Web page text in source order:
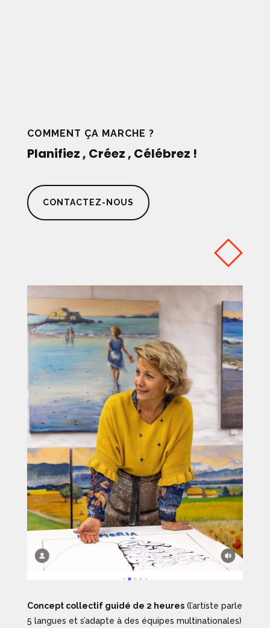
COMMENT ÇA MARCHE ?
Planifiez , Créez , Célébrez !
CONTACTEZ-NOUS
Concept collectif guidé de 2 heures(l’artiste parle
5 langues et s’adapte à des équipes multinationales)